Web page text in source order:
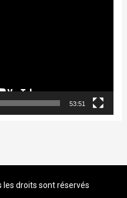
53:51
les droits sont réservés